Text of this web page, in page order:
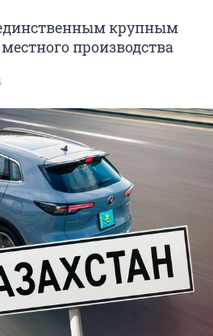
единственным крупным
производства